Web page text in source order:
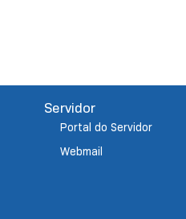
Servidor
Portal do Servidor
Webmail